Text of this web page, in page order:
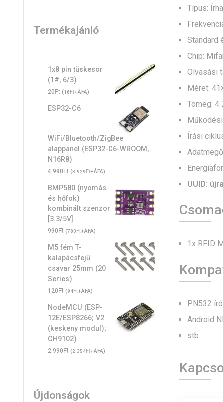
Típus:
Standard
Chip:
Olvasási
Méret:
Tömeg:
Működési
Írási
UUID:
1x RFID
PN532
Android
stb.
Termékajánló
1x8 pin tüskesor
(1#, 6/3)
20Ft (16Ft+ÁFA)
ESP32-C6
WiFi/Bluetooth/ZigBee
alappanel (ESP32-C6-WROOM,
N16R8)
4.990Ft (3.929Ft+ÁFA)
BMP580 (nyomás
és hőfok)
kombinált szenzor
[3.3/5V]
990Ft (780Ft+ÁFA)
M5 fém T-
kalapácsfejű
csavar 25mm (20
Series)
120Ft (94Ft+ÁFA)
NodeMCU (ESP-
12E/ESP8266; V2
(keskeny modul);
CH9102)
2.990Ft (2.354Ft+ÁFA)
Újdonságok